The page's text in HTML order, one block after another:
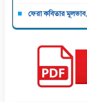
ফেরা কবিতার